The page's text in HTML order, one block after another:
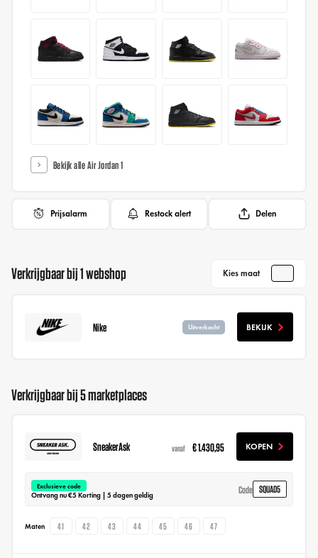
Bekijk alle Air Jordan 1
Prijsalarm Restock alert Delen
Verkrijgbaar bij 1 webshop Kies maat
Nike Uitverkocht BEKIJK
Verkrijgbaar bij 5 marketplaces
SneakerAsk vanaf € 1.430,95 KOPEN
Exclusieve code
Ontvang nu €5 Korting | 5 dagen geldig
Code SQUAD5
Maten 41 42 43 44 45 46 47